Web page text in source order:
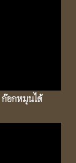
ก๊อกหมุนได้